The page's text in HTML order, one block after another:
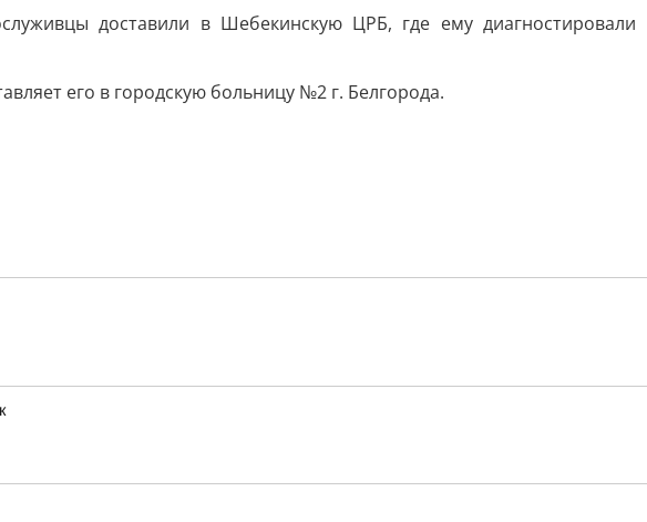
доставили в Шебекинскую ЦРБ, где ему диагностировали
его в городскую больницу №2 г. Белгорода.